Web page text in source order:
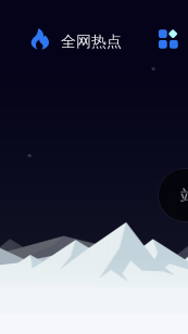
全网热点